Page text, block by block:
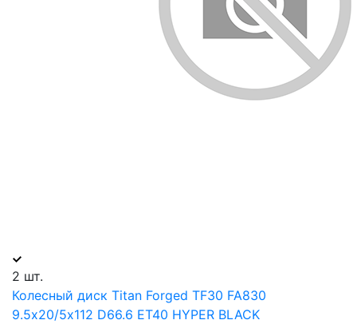
2 шт.
Колесный диск Titan Forged TF30 FA830
9.5х20/5х112 D66.6 ET40 HYPER BLACK